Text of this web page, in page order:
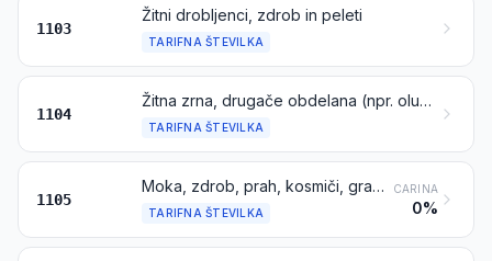
1103
Žitni drobljenci, zdrob in peleti
TARIFNA ŠTEVILKA
1104
Žitna zrna, drugače obdelana (npr. oluščena, valjana, v kosmičih, perlirana, rezana ali drobljena), razen riža iz tarifne številke 1006; žitni kalčki, celi, valjani, v kosmičih ali zmleti
TARIFNA ŠTEVILKA
1105
Moka, zdrob, prah, kosmiči, granule in peleti iz krompirja
TARIFNA ŠTEVILKA
CARINA
0%